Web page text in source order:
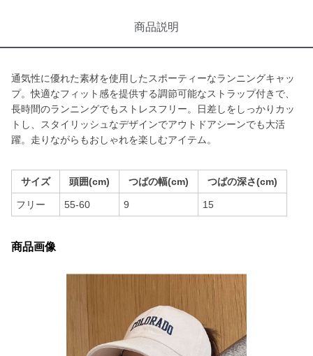
商品説明
通気性に優れた素材を使用したスポーティーなランニングキャッ
プ。快適なフィット感を提供する調節可能なストラップ付きで、
長時間のランニングでもストレスフリー。日差しをしっかりカッ
トし、スタイリッシュなデザインでアウトドアシーンでも大活
躍。走りながらもおしゃれを楽しむアイテム。
サイズ 頭囲(cm) つばの幅(cm) つばの深さ(cm)
フリー 55-60 9 15
商品画像